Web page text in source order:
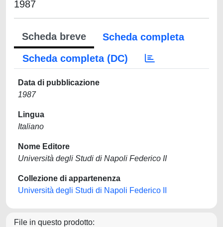
1987
Scheda breve
Scheda completa
Scheda completa (DC)
Data di pubblicazione
1987
Lingua
Italiano
Nome Editore
Università degli Studi di Napoli Federico II
Collezione di appartenenza
Università degli Studi di Napoli Federico II
File in questo prodotto: